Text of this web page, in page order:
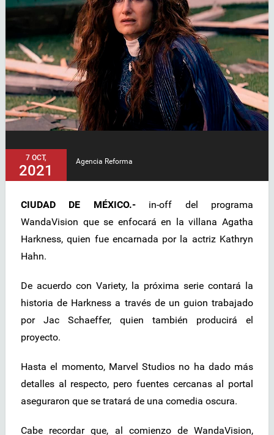
7 OCT,
2021
Agencia Reforma
CIUDAD DE MÉXICO.- in-off del programa
WandaVision que se enfocará en la villana Agatha
Harkness, quien fue encarnada por la actriz Kathryn
Hahn.
De acuerdo con Variety, la próxima serie contará la
historia de Harkness a través de un guion trabajado
por Jac Schaeffer, quien también producirá el
proyecto.
Hasta el momento, Marvel Studios no ha dado más
detalles al respecto, pero fuentes cercanas al portal
aseguraron que se tratará de una comedia oscura.
Cabe recordar que, al comienzo de WandaVision,